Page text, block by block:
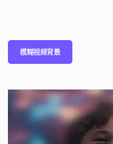
模糊视频背景